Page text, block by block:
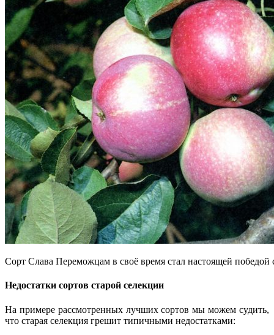
Сорт Слава Переможцам в своё время стал настоящей победой
Недостатки сортов старой селекции
На примере рассмотренных лучших сортов мы можем судить,
что старая селекция грешит типичными недостатками: